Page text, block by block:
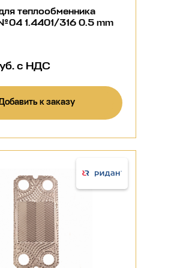
теплообменника
1.4401/316 0.5 mm
с НДС
к заказу